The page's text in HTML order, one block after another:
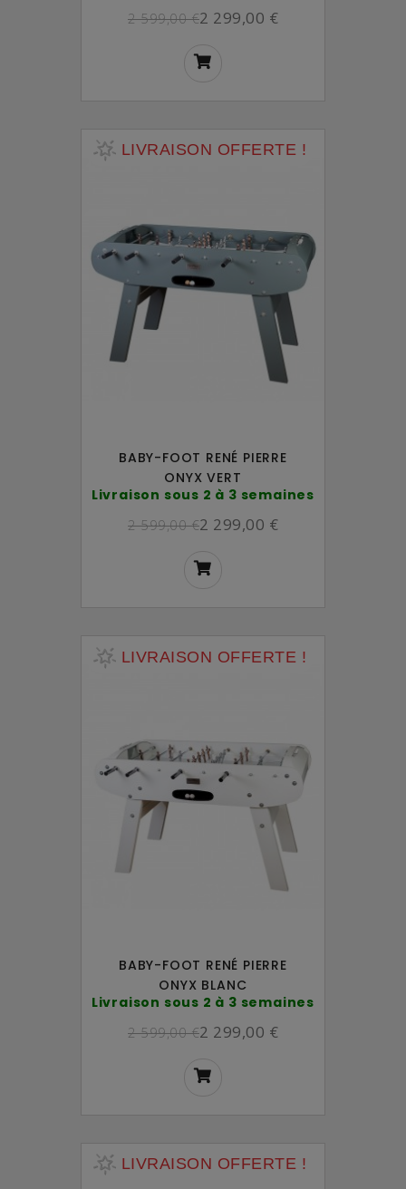
2 599,00 €2 299,00 €
LIVRAISON OFFERTE !
BABY-FOOT RENÉ PIERRE
ONYX VERT
Livraison sous 2 à 3 semaines
2 599,00 €2 299,00 €
LIVRAISON OFFERTE !
BABY-FOOT RENÉ PIERRE
ONYX BLANC
Livraison sous 2 à 3 semaines
2 599,00 €2 299,00 €
LIVRAISON OFFERTE !